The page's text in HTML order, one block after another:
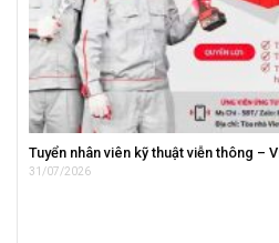
Tuyển nhân viên kỹ thuật viễn thông –
31/07/2026